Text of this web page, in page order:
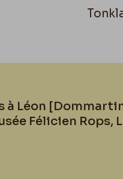
à Léon
Félicien Rops,